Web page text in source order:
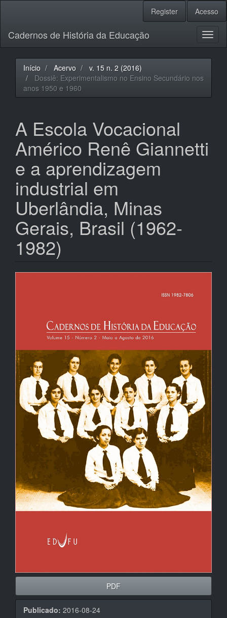
principal
Barra
Lateral
Register Acesso
Cadernos de História da Educação
Início Acervo
v. 15 n. 2 (2016)
Dossiê: Experimentalismo no Ensino Secundário nos
anos 1950 e 1960
A Escola Vocacional
Américo Renê Giannetti
e a aprendizagem
industrial em
Uberlândia, Minas
Gerais, Brasil (1962-
1982)
Barra
artigos
PDF
Publicado: 2016-08-24